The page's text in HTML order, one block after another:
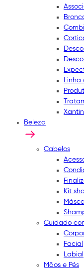
Linha
Beleza
Cabelos
Kit
Cuidado
Facial
Labial
Mãos e Pés